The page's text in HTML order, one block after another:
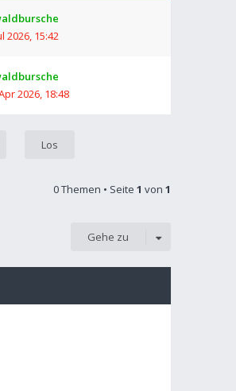
2026, 15:42
2026, 18:48
0 Themen • Seite 1 von 1
Gehe zu